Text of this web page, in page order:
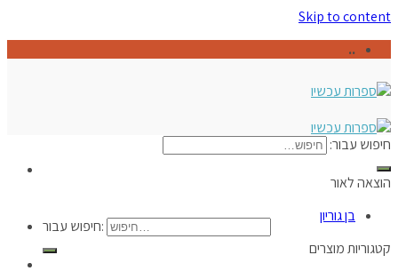
Skip to content
..
חיפוש עבור:
חיפוש עבור:
הוצאה לאור
בן גוריון
קטגוריות מוצרים